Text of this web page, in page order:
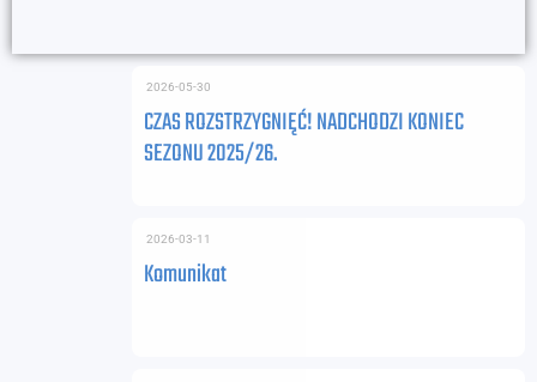
CZAS ROZSTRZYGNIĘĆ! NADCHODZI KONIEC
SEZONU 2025/26.
2026-05-30
Komunikat
2026-03-11